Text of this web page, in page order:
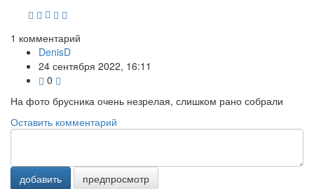
1 комментарий
DenisD
24 сентября 2022, 16:11
0
На фото брусника очень незрелая, слишком рано собрали
Оставить комментарий
добавить предпросмотр